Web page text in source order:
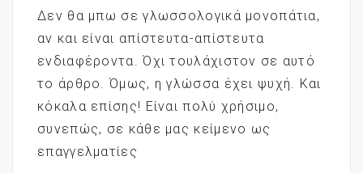
Δεν θα μπω σε γλωσσολογικά μονοπάτια,
αν και είναι απίστευτα-απίστευτα
ενδιαφέροντα. Όχι τουλάχιστον σε αυτό
το άρθρο. Όμως, η γλώσσα έχει ψυχή. Και
κόκαλα επίσης! Είναι πολύ χρήσιμο,
συνεπώς, σε κάθε μας κείμενο ως
επαγγελματίες